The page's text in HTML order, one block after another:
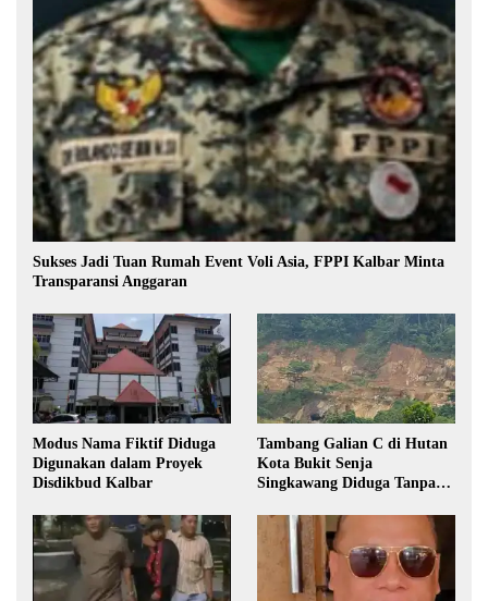
Sukses Jadi Tuan Rumah Event Voli Asia, FPPI Kalbar Minta
Transparansi Anggaran
Modus Nama Fiktif Diduga
Digunakan dalam Proyek
Disdikbud Kalbar
Tambang Galian C di Hutan
Kota Bukit Senja
Singkawang Diduga Tanpa